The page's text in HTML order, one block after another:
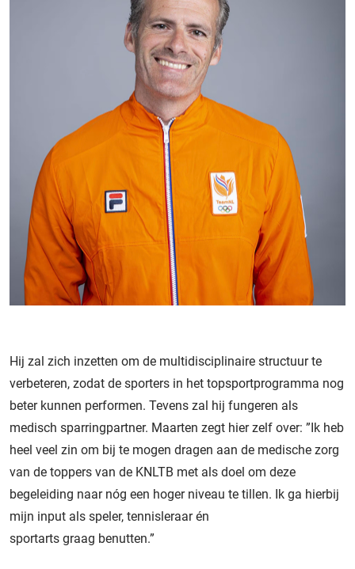
Hij zal zich inzetten om de multidisciplinaire structuur te
verbeteren, zodat de sporters in het topsportprogramma nog
beter kunnen performen. Tevens zal hij fungeren als
medisch sparringpartner. Maarten zegt hier zelf over: ”Ik heb
heel veel zin om bij te mogen dragen aan de medische zorg
van de toppers van de KNLTB met als doel om deze
begeleiding naar nóg een hoger niveau te tillen. Ik ga hierbij
mijn input als speler, tennisleraar én
sportarts graag benutten.”